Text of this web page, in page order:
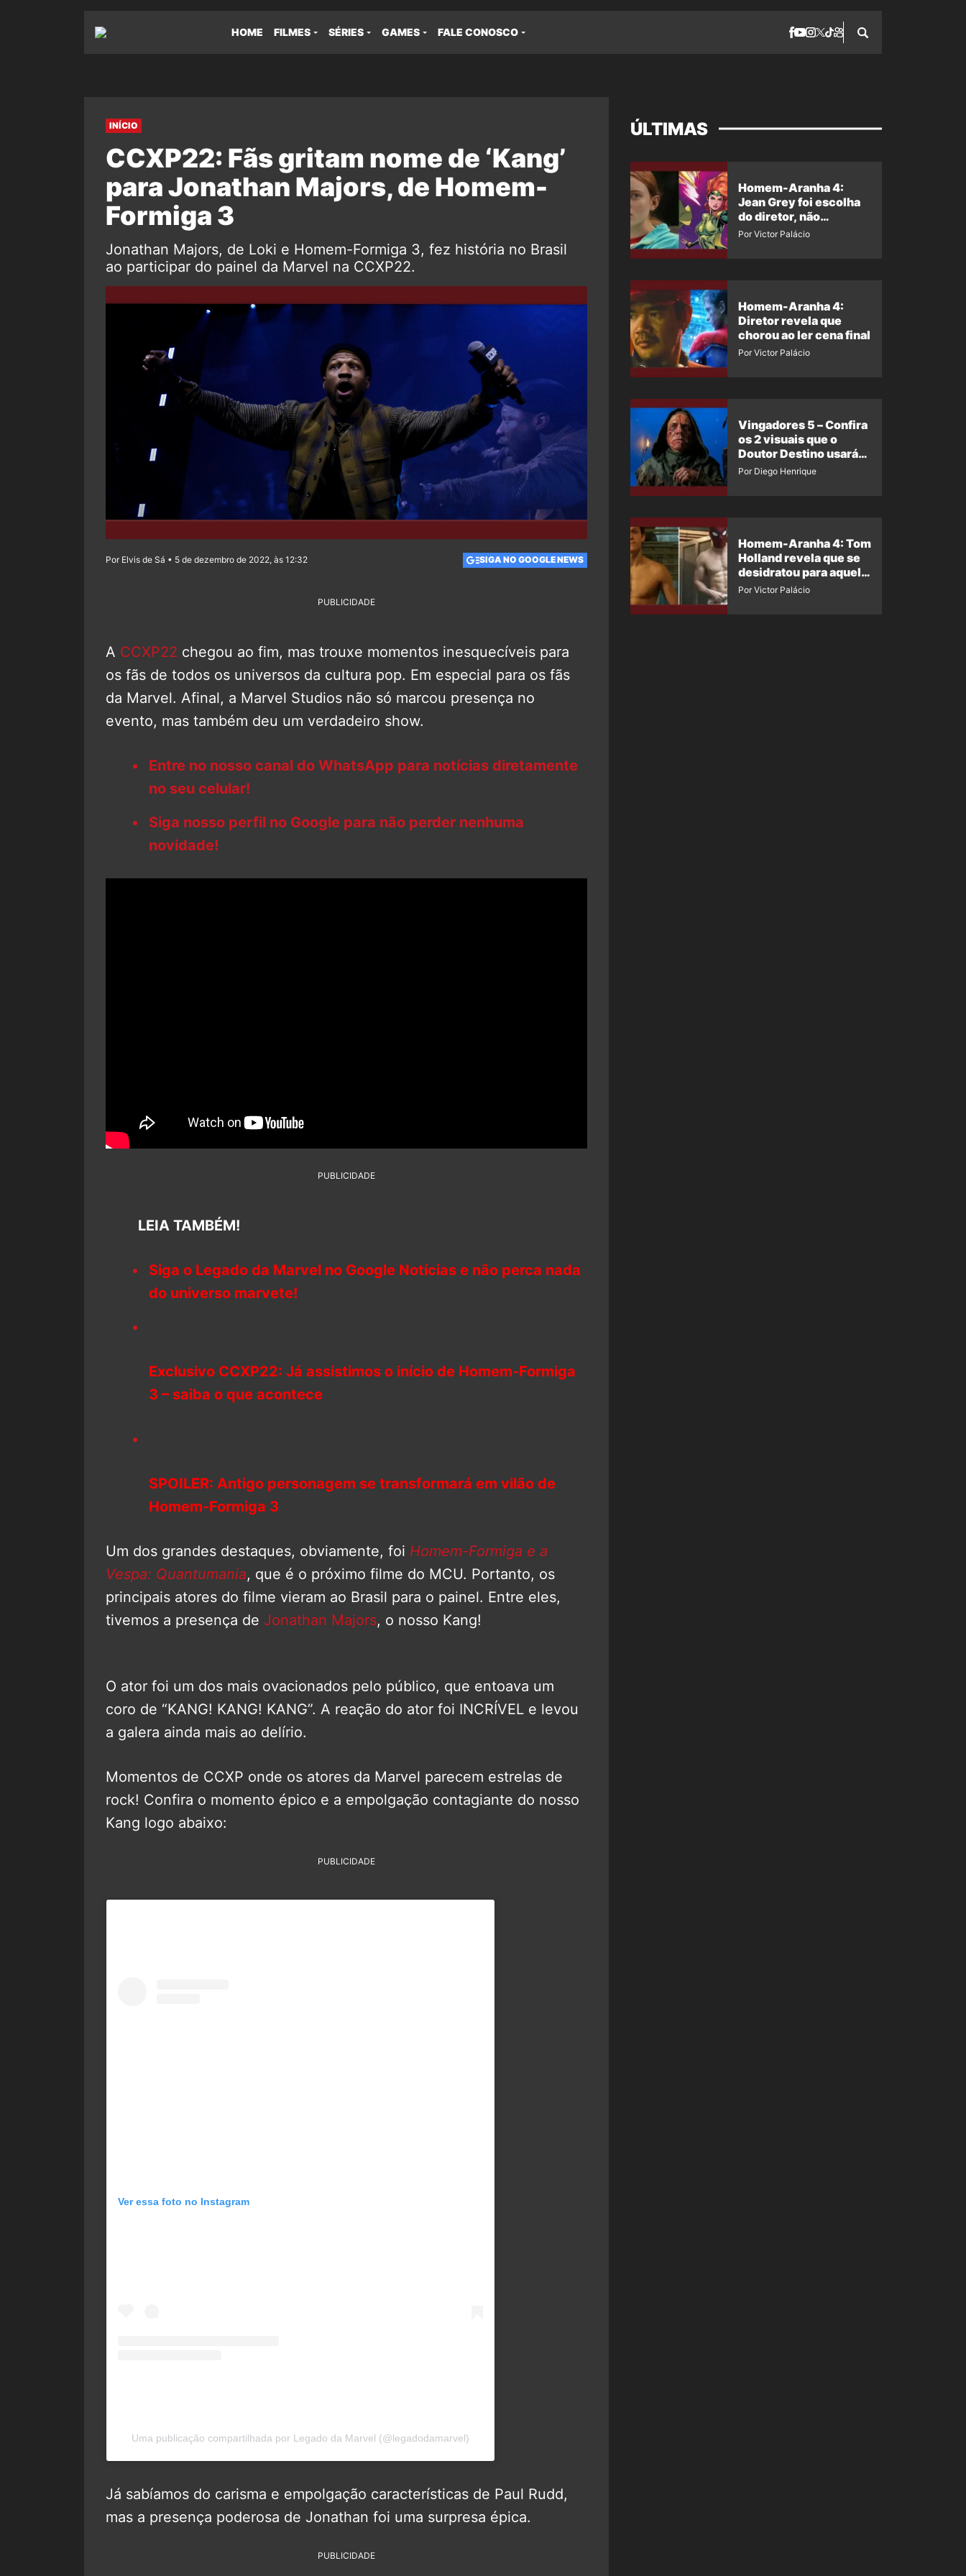
HOME FILMES SÉRIES GAMES FALE CONOSCO
INÍCIO
CCXP22: Fãs gritam nome de ‘Kang’
para Jonathan Majors, de Homem-
Formiga 3
Jonathan Majors, de Loki e Homem-Formiga 3, fez história no Brasil
ao participar do painel da Marvel na CCXP22.
Por Elvis de Sá • 5 de dezembro de 2022, às 12:32 SIGA NO GOOGLE NEWS
PUBLICIDADE
A CCXP22 chegou ao fim, mas trouxe momentos inesquecíveis para
os fãs de todos os universos da cultura pop. Em especial para os fãs
da Marvel. Afinal, a Marvel Studios não só marcou presença no
evento, mas também deu um verdadeiro show.
Entre no nosso canal do WhatsApp para notícias diretamente
no seu celular!
Siga nosso perfil no Google para não perder nenhuma
novidade!
PUBLICIDADE
LEIA TAMBÉM!
Siga o Legado da Marvel no Google Notícias e não perca nada
do universo marvete!
Exclusivo CCXP22: Já assistimos o início de Homem-Formiga
3 – saiba o que acontece
SPOILER: Antigo personagem se transformará em vilão de
Homem-Formiga 3
Um dos grandes destaques, obviamente, foi Homem-Formiga e a
Vespa: Quantumania, que é o próximo filme do MCU. Portanto, os
principais atores do filme vieram ao Brasil para o painel. Entre eles,
tivemos a presença de Jonathan Majors, o nosso Kang!
O ator foi um dos mais ovacionados pelo público, que entoava um
coro de “KANG! KANG! KANG”. A reação do ator foi INCRÍVEL e levou
a galera ainda mais ao delírio.
Momentos de CCXP onde os atores da Marvel parecem estrelas de
rock! Confira o momento épico e a empolgação contagiante do nosso
Kang logo abaixo:
PUBLICIDADE
Ver essa foto no Instagram
Uma publicação compartilhada por Legado da Marvel (@legadodamarvel)
Já sabíamos do carisma e empolgação características de Paul Rudd,
mas a presença poderosa de Jonathan foi uma surpresa épica.
PUBLICIDADE
ÚLTIMAS
Homem-Aranha 4:
Jean Grey foi escolha
do diretor, não
imposição da Marvel
Por Victor Palácio
Homem-Aranha 4:
Diretor revela que
chorou ao ler cena final
Por Victor Palácio
Vingadores 5 – Confira
os 2 visuais que o
Doutor Destino usará
no filme
Por Diego Henrique
Homem-Aranha 4: Tom
Holland revela que se
desidratou para aquela
cena
Por Victor Palácio